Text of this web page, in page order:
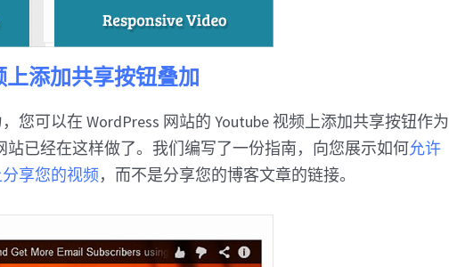
添加共享按钮叠加
您可以在 WordPress 网站的 Youtube 视频上添加共享按钮作为
站已经在这样做了。我们编写了一份指南，向您展示如何允许
享您的视频，而不是分享您的博客文章的链接。